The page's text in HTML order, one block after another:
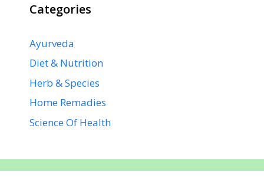
Categories
Ayurveda
Diet & Nutrition
Herb & Species
Home Remadies
Science Of Health